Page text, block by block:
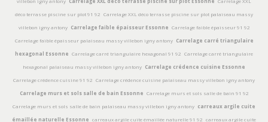
déco terrasse piscine sur plot 91 92 Carrelage XXL déco terrasse piscine sur plot palaiseau massy
villebon igny antony Carrelage faible épaisseur Essonne Carrelage faible épaisseur 91 92
Carrelage faible épaisseur palaiseau massy villebon igny antony Carrelage carré triangulaire
hexagonal Essonne Carrelage carré triangulaire hexagonal 91 92 Carrelage carré triangulaire
hexagonal palaiseau massy villebon igny antony Carrelage crédence cuisine Essonne
Carrelage crédence cuisine 91 92 Carrelage crédence cuisine palaiseau massy villebon igny antony
Carrelage murs et sols salle de bain Essonne Carrelage murs et sols salle de bain 91 92
Carrelage murs et sols salle de bain palaiseau massy villebon igny antony carreaux argile cuite
émaillée naturelle Essonne carreaux argile cuite émaillée naturelle 91 92 carreaux argile cuite